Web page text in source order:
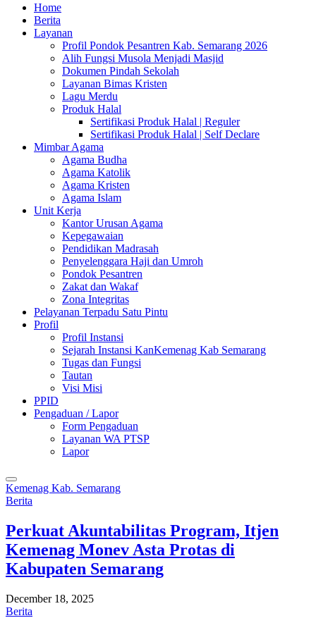
Home
Berita
Layanan
Profil Pondok Pesantren Kab. Semarang 2026
Alih Fungsi Musola Menjadi Masjid
Dokumen Pindah Sekolah
Layanan Bimas Kristen
Lagu Merdu
Produk Halal
Sertifikasi Produk Halal | Reguler
Sertifikasi Produk Halal | Self Declare
Mimbar Agama
Agama Budha
Agama Katolik
Agama Kristen
Agama Islam
Unit Kerja
Kantor Urusan Agama
Kepegawaian
Pendidikan Madrasah
Penyelenggara Haji dan Umroh
Pondok Pesantren
Zakat dan Wakaf
Zona Integritas
Pelayanan Terpadu Satu Pintu
Profil
Profil Instansi
Sejarah Instansi KanKemenag Kab Semarang
Tugas dan Fungsi
Tautan
Visi Misi
PPID
Pengaduan / Lapor
Form Pengaduan
Layanan WA PTSP
Lapor
Kemenag Kab. Semarang
Berita
Perkuat Akuntabilitas Program, Itjen
Kemenag Monev Asta Protas di
Kabupaten Semarang
December 18, 2025
Berita